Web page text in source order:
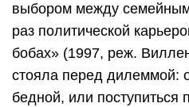
выбором между семейным
раз политической
бобах» (1997, реж.
стояла перед дилеммой:
бедной, или поступиться